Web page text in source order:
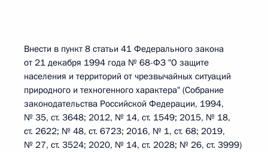
Внести в пункт 8 статьи 41 Федерального закона
от 21 декабря 1994 года № 68-ФЗ "О защите
населения и территорий от чрезвычайных ситуаций
природного и техногенного характера" (Собрание
законодательства Российской Федерации, 1994,
№ 35, ст. 3648; 2012, № 14, ст. 1549; 2015, № 18,
ст. 2622; № 48, ст. 6723; 2016, № 1, ст. 68; 2019,
№ 27, ст. 3524; 2020, № 14, ст. 2028; № 26, ст. 3999)